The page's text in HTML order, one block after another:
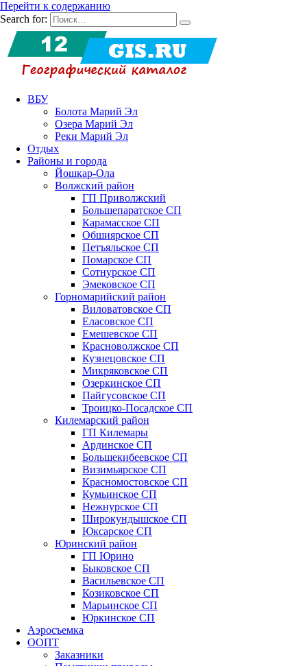
Перейти к содержанию
Search for:
ВБУ
Болота Марий Эл
Озера Марий Эл
Реки Марий Эл
Отдых
Районы и города
Йошкар-Ола
Волжский район
ГП Приволжский
Большепаратское СП
Карамасское СП
Обшиярское СП
Петъяльское СП
Помарское СП
Сотнурское СП
Эмековское СП
Горномарийский район
Виловатовское СП
Еласовское СП
Емешевское СП
Красноволжское СП
Кузнецовское СП
Микряковское СП
Озеркинское СП
Пайгусовское СП
Троицко-Посадское СП
Килемарский район
ГП Килемары
Ардинское СП
Большекибеевское СП
Визимьярское СП
Красномостовское СП
Кумьинское СП
Нежнурское СП
Широкундышское СП
Юксарское СП
Юринский район
ГП Юрино
Быковское СП
Васильевское СП
Козиковское СП
Марьинское СП
Юркинское СП
Аэросъемка
ООПТ
Заказники